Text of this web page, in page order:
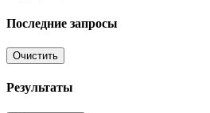
Последние запросы
Очистить
Результаты